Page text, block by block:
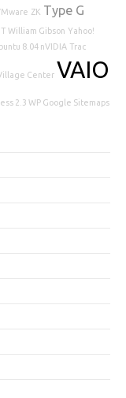
ZK Type G
William Gibson Yahoo!
8.04 nVIDIA Trac
Center VAIO
2.3 WP Google Sitemaps